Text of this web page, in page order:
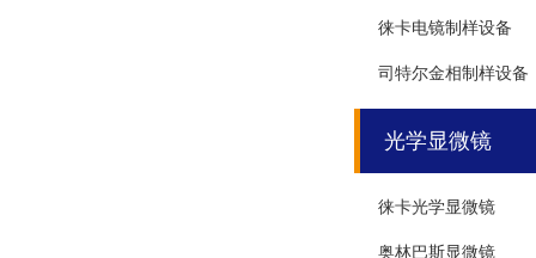
徕卡电镜制样设备
司特尔金相制样设备
光学显微镜
徕卡光学显微镜
奥林巴斯显微镜